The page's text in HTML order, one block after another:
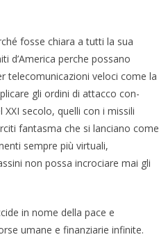
fosse chiara a tutti la sua
d’Ameri­ca perche possano
telecomuni­cazioni veloci come la
gli ordini di attacco con­
secolo, quelli con i missili
fantasma che si lanciano come
sempre più vir­tuali,
non possa incrociare mai gli
in nome della pace e
umane e finanzia­rie infinite.